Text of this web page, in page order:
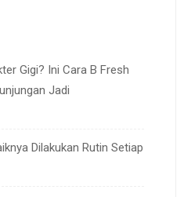
Gigi? Ini Cara B Fresh
Jadi
Dilakukan Rutin Setiap